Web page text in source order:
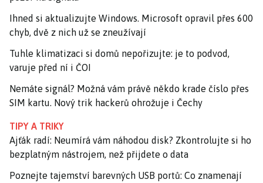
Ihned si aktualizujte Windows. Microsoft opravil přes 600
chyb, dvě z nich už se zneužívají
Tuhle klimatizaci si domů nepořizujte: je to podvod,
varuje před ní i ČOI
Nemáte signál? Možná vám právě někdo krade číslo přes
SIM kartu. Nový trik hackerů ohrožuje i Čechy
TIPY A TRIKY
Ajťák radí: Neumírá vám náhodou disk? Zkontrolujte si ho
bezplatným nástrojem, než přijdete o data
Poznejte tajemství barevných USB portů: Co znamenají